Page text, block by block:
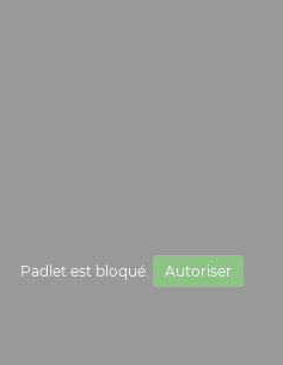
Padlet est bloqué. Autoriser